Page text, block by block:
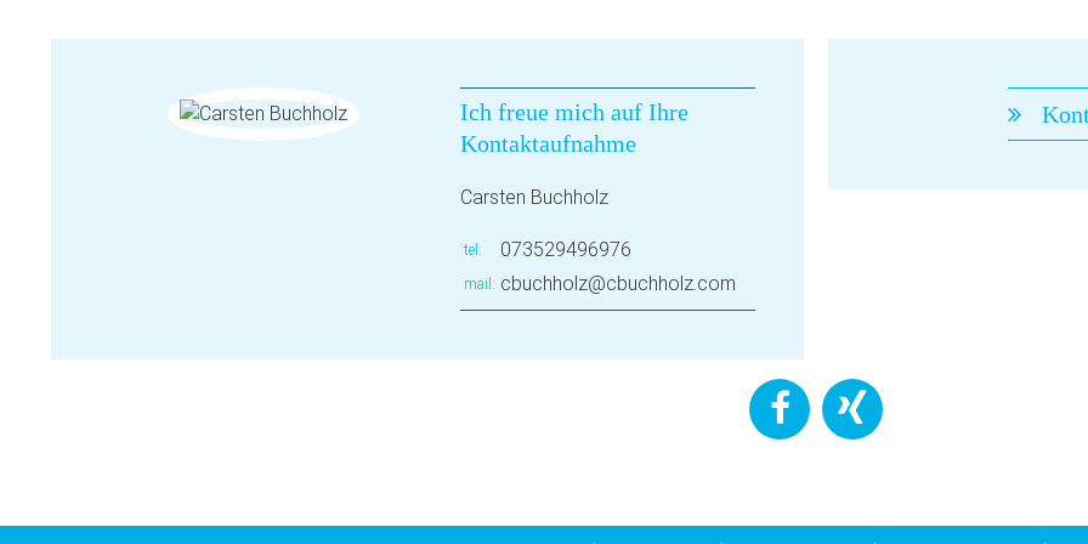
Ich freue mich auf Ihre
Kontaktaufnahme
Carsten Buchholz
tel 073529496976
mail cbuchholz@cbuchholz.com